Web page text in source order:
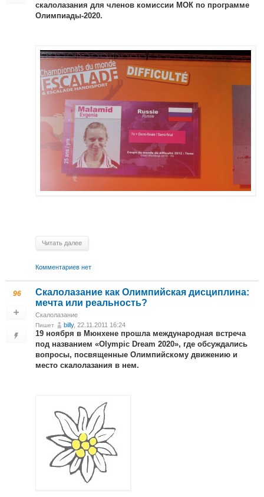
скалолазания для членов комиссии МОК по программе
Олимпиады-2020.
Читать далее
Комментариев нет
96
Скалолазание как Олимпийская дисциплина:
мечта или реальность?
Скалолазание
Пишет billy, 22.11.2011 16:24
19 ноября в Мюнхене прошла международная встреча
под названием «Olympic Dream 2020», где обсуждались
вопросы, посвященные Олимпийскому движению и
место скалолазания в нем.